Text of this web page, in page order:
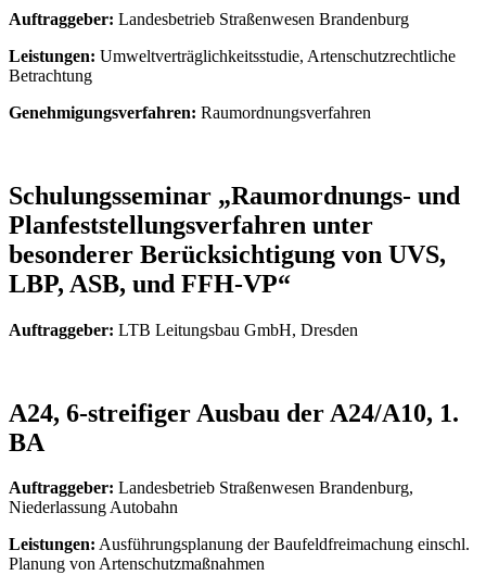
Auftraggeber: Landesbetrieb Straßenwesen Brandenburg
Leistungen: Umweltverträglichkeitsstudie, Artenschutzrechtliche
Betrachtung
Genehmigungsverfahren: Raumordnungsverfahren
Schulungsseminar „Raumordnungs- und
Planfeststellungsverfahren unter
besonderer Berücksichtigung von UVS,
LBP, ASB, und FFH-VP“
Auftraggeber: LTB Leitungsbau GmbH, Dresden
A24, 6-streifiger Ausbau der A24/A10, 1.
BA
Auftraggeber: Landesbetrieb Straßenwesen Brandenburg,
Niederlassung Autobahn
Leistungen: Ausführungsplanung der Baufeldfreimachung einschl.
Planung von Artenschutzmaßnahmen